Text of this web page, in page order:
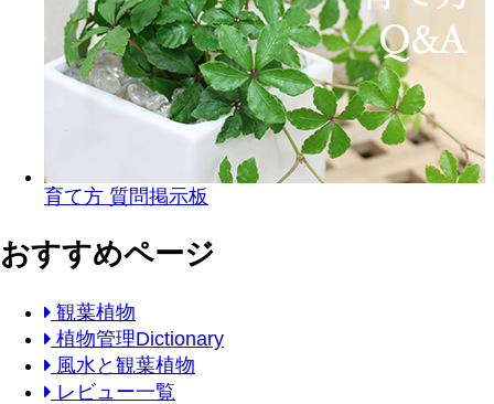
育て方 質問掲示板
おすすめページ
観葉植物
植物管理Dictionary
風水と観葉植物
レビュー一覧